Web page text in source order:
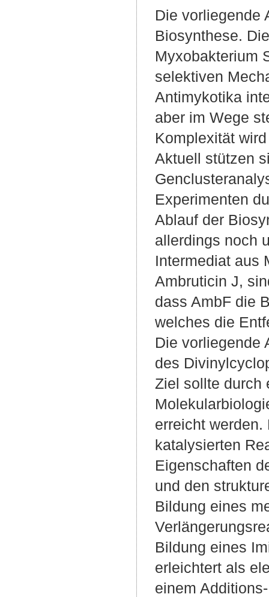
Die vorliegende
Biosynthese.
Myxobakterium
selektiven
Antimykotika
aber im Wege
Komplexität
Aktuell stützen
Experimenten
Ablauf der
allerdings noch
Intermediat aus
Ambruticin J,
dass AmbF die
welches die
Die vorliegende
des
Ziel sollte durch
erreicht
katalysierten
Eigenschaften
und den
Bildung eines
Bildung eines
erleichtert als
einem